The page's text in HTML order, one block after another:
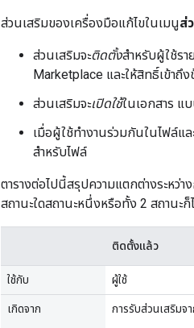
ส่วนเสริมของเครื่องมือแก้ไขในเมนูส่
ส่วนเสริมจะติดตั้งสำหรับผู้ใช้ร
Marketplace และให้สิทธิ์เข้าถึ
ส่วนเสริมจะเปิดใช้ในเอกสาร แ
เมื่อผู้ใช้ทำงานร่วมกันในไฟล์แ
สำหรับไฟล์
ตารางต่อไปนี้สรุปความแตกต่างระหว่า
สถานะใดสถานะหนึ่งหรือทั้ง 2 สถานะก็
ติดตั้งแล้ว
ใช้กับ ผู้ใช้
เกิดจาก การรับส่วนเสริมจ